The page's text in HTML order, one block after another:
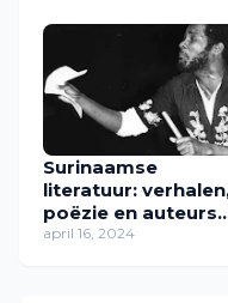
Surinaamse
literatuur:
poëzie en auteurs
van Creole Drum tot
april 16, 2024